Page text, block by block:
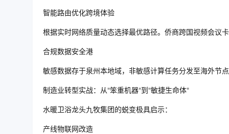
智能路由优化跨境体验
根据实时网络质量动态选择最优路径。侨商跨国视频会议
合规数据安全港
敏感数据存于泉州本地域，非敏感计算任务分发至海外节
制造业转型实战：从"笨重机器"到"敏捷生命体"
水暖卫浴龙头九牧集团的蜕变极具启示：
产线物联网改造